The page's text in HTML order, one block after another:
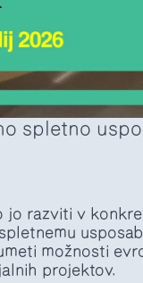
spletno
jo razviti v
možnosti
projektov.